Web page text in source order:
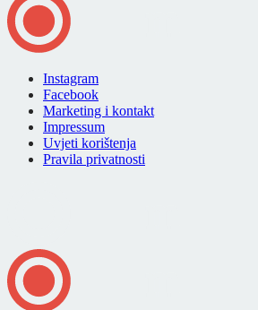
Instagram
Facebook
Marketing i kontakt
Impressum
Uvjeti korištenja
Pravila privatnosti